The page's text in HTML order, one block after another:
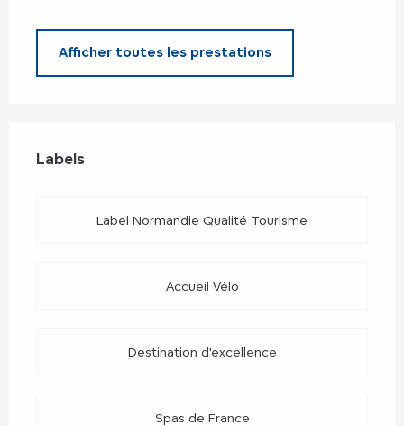
Afficher toutes les prestations
Labels
Labels
Label Normandie Qualité Tourisme
Accueil Vélo
Destination d'excellence
Spas de France